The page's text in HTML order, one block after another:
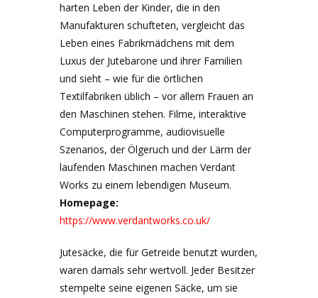
harten Leben der Kinder, die in den
Manufakturen schufteten, vergleicht das
Leben eines Fabrikmädchens mit dem
Luxus der Jutebarone und ihrer Familien
und sieht – wie für die örtlichen
Textilfabriken üblich – vor allem Frauen an
den Maschinen stehen. Filme, interaktive
Computerprogramme, audiovisuelle
Szenarios, der Ölgeruch und der Lärm der
laufenden Maschinen machen Verdant
Works zu einem lebendigen Museum.
Homepage:
https://www.verdantworks.co.uk/
Jutesäcke, die für Getreide benutzt wurden,
waren damals sehr wertvoll. Jeder Besitzer
stempelte seine eigenen Säcke, um sie